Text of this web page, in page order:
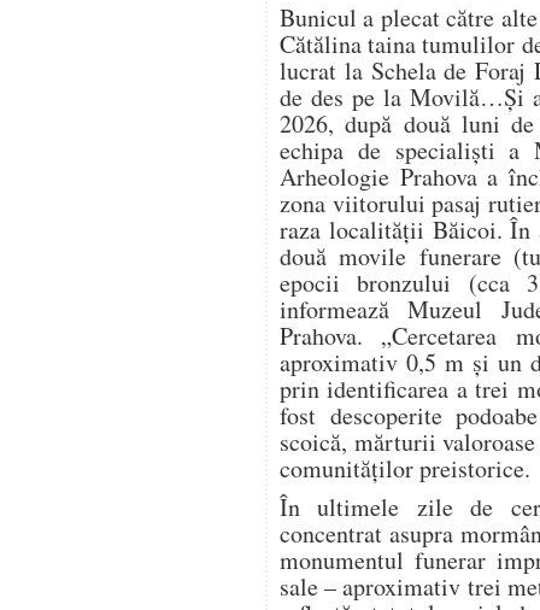
Bunicul a plecat către
Cătălina taina tumulilor
lucrat la Schela de
de des pe la Movilă…Și
2026, după două luni
echipa de specialiști a
Arheologie Prahova a
zona viitorului pasaj
raza localității Băicoi. În
două movile funerare
epocii bronzului (cca
informează Muzeul
Prahova.
aproximativ 0,5 m și un
prin identificarea a trei
fost descoperite
scoică, mărturii
comunităților preistorice.
În ultimele zile de
concentrat asupra
monumentul funerar
sale – aproximativ trei